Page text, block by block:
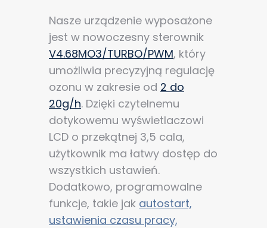
Nasze urządzenie wyposażone
jest w nowoczesny sterownik
V4.68MO3/TURBO/PWM, który
umożliwia precyzyjną regulację
ozonu w zakresie od 2 do
20g/h. Dzięki czytelnemu
dotykowemu wyświetlaczowi
LCD o przekątnej 3,5 cala,
użytkownik ma łatwy dostęp do
wszystkich ustawień.
Dodatkowo, programowalne
funkcje, takie jak autostart,
ustawienia czasu pracy,